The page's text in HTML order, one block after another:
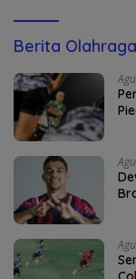
Berita Olahraga